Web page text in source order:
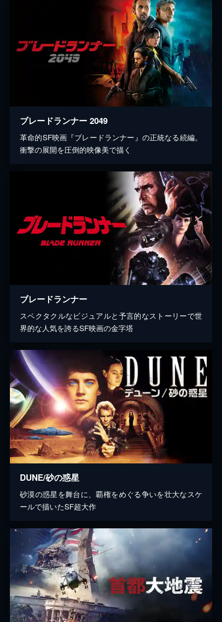
ブレードランナー 2049
革命的SF映画『ブレードランナー』の正統なる続編。
衝撃の展開を圧倒的映像美で描く
ブレードランナー
スペクタクルなビジュアルと予言的なストーリーで世
界的な人気を誇るSF映画の金字塔
DUNE/砂の惑星
砂漠の惑星を舞台に、覇権をめぐる争いを壮大なスケ
ールで描いたSF超大作